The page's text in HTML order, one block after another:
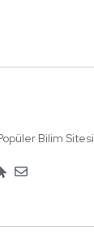
Bilim Sitesi